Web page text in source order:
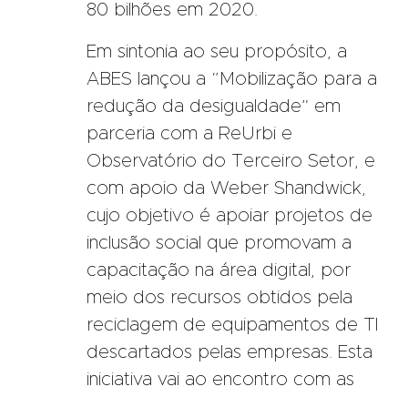
80 bilhões em 2020.
Em sintonia ao seu propósito, a
ABES lançou a “Mobilização para a
redução da desigualdade” em
parceria com a ReUrbi e
Observatório do Terceiro Setor, e
com apoio da Weber Shandwick,
cujo objetivo é apoiar projetos de
inclusão social que promovam a
capacitação na área digital, por
meio dos recursos obtidos pela
reciclagem de equipamentos de TI
descartados pelas empresas. Esta
iniciativa vai ao encontro com as